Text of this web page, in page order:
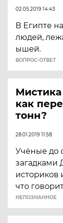
02.05.2019 14:43
В Египте
людей,
ышей.
ВОПРОС-ОТВЕТ
Мистика
как
тонн?
28.01.2019 11:58
Учёные до
загадками
историков
что
НЕПОЗНАННОЕ